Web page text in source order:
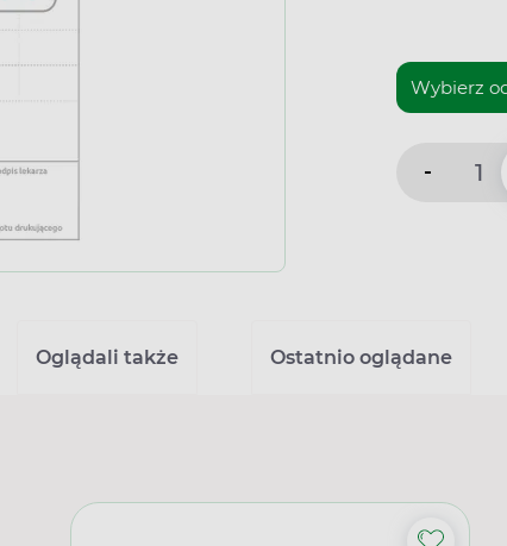
-
Oglądali także Ostatnio oglądane